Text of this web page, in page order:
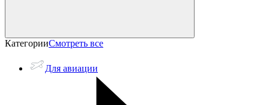
КатегорииСмотреть все
Для авиации